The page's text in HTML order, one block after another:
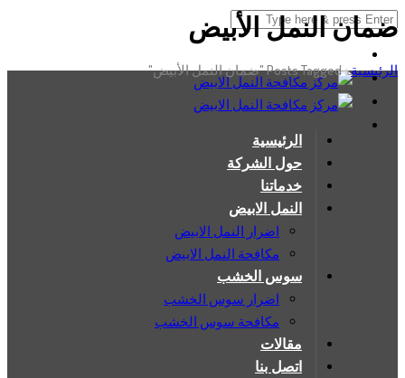
الرئيسية
حول الشركة
خدماتنا
النمل الابيض
اضرار النمل الابيض
مكافحة النمل الابيض
سوس الخشب
اضرار سوس الخشب
مكافحة سوس الخشب
مقالات
اتصل بنا
ضمان النمل الأبيض
الرئيسية›Posts Tagged "ضمان النمل الأبيض"